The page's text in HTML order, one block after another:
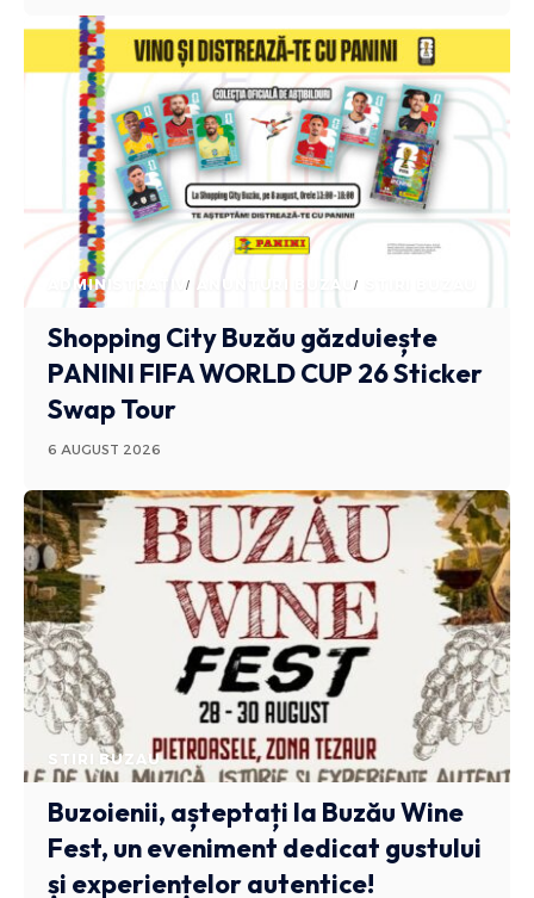
ADMINISTRATIV ANUNTURI BUZAU
Shopping City Buzău găzduiește
PANINI FIFA WORLD CUP 26 Sticker
Swap Tour
6 AUGUST 2026
STIRI BUZAU
Buzoienii, așteptați la Buzău Wine
Fest, un eveniment dedicat gustului
și experiențelor autentice!